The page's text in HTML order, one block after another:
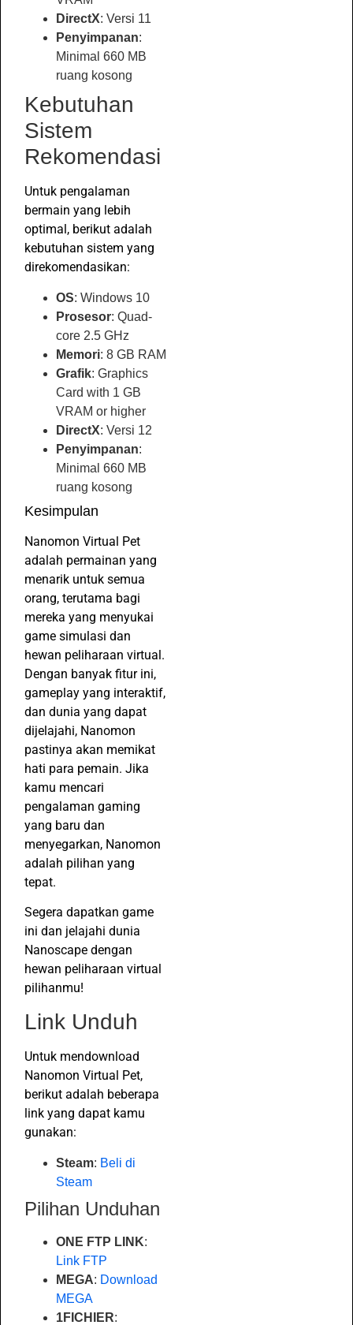
DirectX: Versi 11
Penyimpanan:
Minimal 660 MB
ruang kosong
Kebutuhan
Sistem
Rekomendasi
Untuk pengalaman
bermain yang lebih
optimal, berikut adalah
kebutuhan sistem yang
direkomendasikan:
OS: Windows 10
Prosesor: Quad-
core 2.5 GHz
Memori: 8 GB RAM
Grafik: Graphics
Card with 1 GB
VRAM or higher
DirectX: Versi 12
Penyimpanan:
Minimal 660 MB
ruang kosong
Kesimpulan
Nanomon Virtual Pet
adalah permainan yang
menarik untuk semua
orang, terutama bagi
mereka yang menyukai
game simulasi dan
hewan peliharaan virtual.
Dengan banyak fitur ini,
gameplay yang interaktif,
dan dunia yang dapat
dijelajahi, Nanomon
pastinya akan memikat
hati para pemain. Jika
kamu mencari
pengalaman gaming
yang baru dan
menyegarkan, Nanomon
adalah pilihan yang
tepat.
Segera dapatkan game
ini dan jelajahi dunia
Nanoscape dengan
hewan peliharaan virtual
pilihanmu!
Link Unduh
Untuk mendownload
Nanomon Virtual Pet,
berikut adalah beberapa
link yang dapat kamu
gunakan:
Steam: Beli di
Steam
Pilihan Unduhan
ONE FTP LINK:
Link FTP
MEGA: Download
MEGA
1FICHIER: